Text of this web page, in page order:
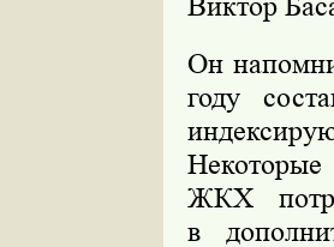
Виктор
Он
году
ЖКХ
в